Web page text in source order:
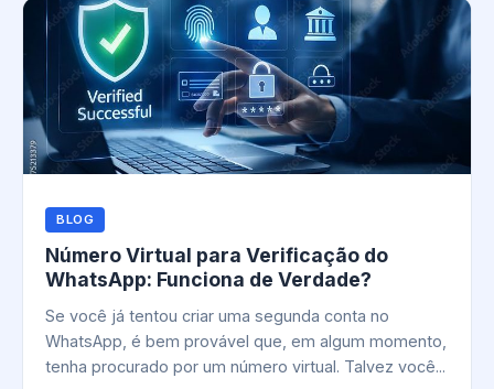
BLOG
Número Virtual para Verificação do
WhatsApp: Funciona de Verdade?
Se você já tentou criar uma segunda conta no
WhatsApp, é bem provável que, em algum momento,
tenha procurado por um número virtual. Talvez você...